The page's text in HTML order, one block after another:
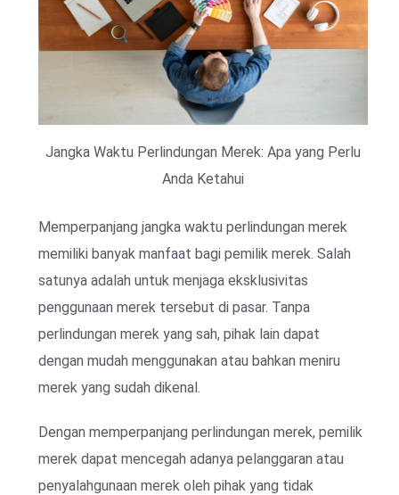
Jangka Waktu Perlindungan Merek: Apa yang Perlu
Anda Ketahui
Memperpanjang jangka waktu perlindungan merek
memiliki banyak manfaat bagi pemilik merek. Salah
satunya adalah untuk menjaga eksklusivitas
penggunaan merek tersebut di pasar. Tanpa
perlindungan merek yang sah, pihak lain dapat
dengan mudah menggunakan atau bahkan meniru
merek yang sudah dikenal.
Dengan memperpanjang perlindungan merek, pemilik
merek dapat mencegah adanya pelanggaran atau
penyalahgunaan merek oleh pihak yang tidak